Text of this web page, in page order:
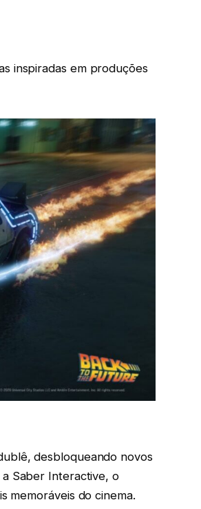
inspiradas em produções
desbloqueando novos
a Saber Interactive, o
memoráveis do cinema.